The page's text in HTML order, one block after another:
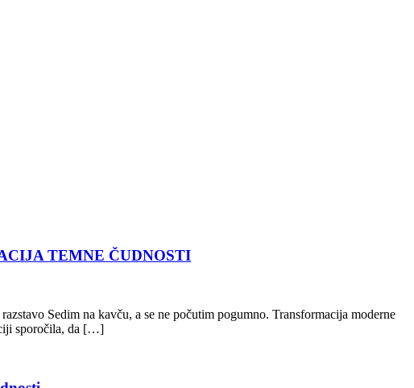
TEMNE ČUDNOSTI
Sedim na kavču, a se ne počutim pogumno. Transformacija moderne
sporočila, da […]